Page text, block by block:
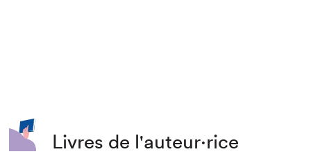
Livres de l'auteur·rice